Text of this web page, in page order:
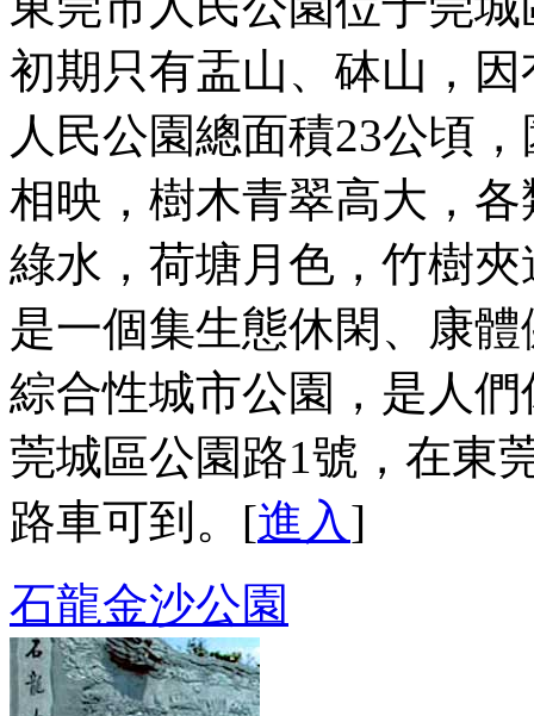
初期只有盂山、砵山，
人民公園總面積23公頃
相映，樹木青翠高大，
綠水，荷塘月色，竹樹
是一個集生態休閑、康
綜合性城市公園，是人
莞城區公園路1號，在東
路車可到。[進入]
石龍金沙公園